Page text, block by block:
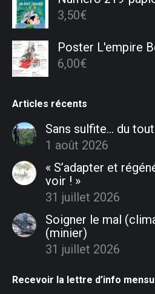
3,50€
Poster L'empire
6,00€
Articles récents
Sans sulfite… du tout
1 août 2026
« S’adapter et
voir ! »
31 juillet 2026
Soigner le mal
(minier)
31 juillet 2026
Recevoir la lettre d’info